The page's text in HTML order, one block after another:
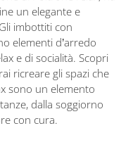
un elegante e
imbottiti con
elementi d’arredo
e di socialità. Scopri
ricreare gli spazi che
sono un elemento
dalla soggiorno
con cura.